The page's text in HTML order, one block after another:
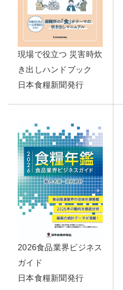
現場で役立つ 災害時炊
き出しハンドブック
日本食糧新聞発行
2026食品業界ビジネス
ガイド
日本食糧新聞発行